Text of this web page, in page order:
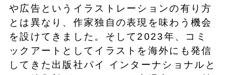
や広告というイラストレーションの有り方
とは異なり、作家独自の表現を味わう機会
を設けてきました。そして2023年、コミ
ックアートとしてイラストを海外にも発信
してきた出版社パイ インターナショナルと